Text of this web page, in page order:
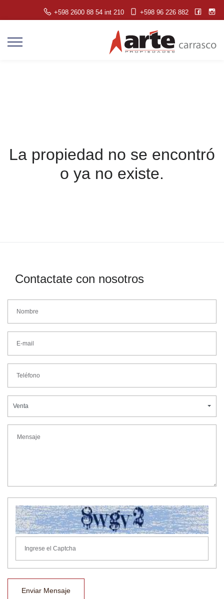
+598 96 226 882
+598 2600 88 54 int 210
La propiedad no se encontró
o ya no existe.
Contactate con nosotros
Venta
Enviar Mensaje